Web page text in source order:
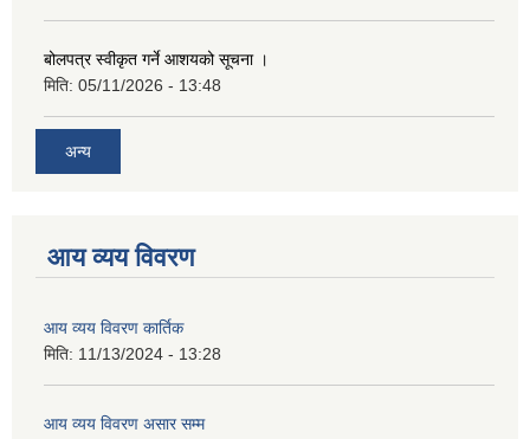
बोलपत्र स्वीकृत गर्ने आशयको सूचना ।
मिति: 05/11/2026 - 13:48
अन्य
आय व्यय विवरण
आय व्यय विवरण कार्तिक
मिति: 11/13/2024 - 13:28
आय व्यय विवरण असार सम्म